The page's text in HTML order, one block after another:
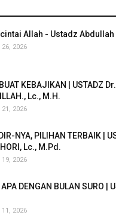
Allah - Ustadz Abdullah
2026
KEBAJIKAN | USTADZ
Lc., M.H.
2026
NYA, PILIHAN TERBAIK |
Lc., M.Pd.
2026
DENGAN BULAN SURO |
2026